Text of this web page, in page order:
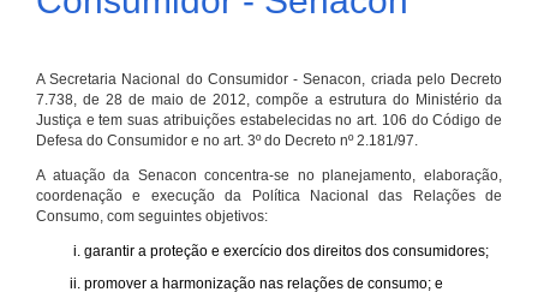
A Secretaria Nacional do Consumidor - Senacon, criada pelo Decreto
7.738, de 28 de maio de 2012, compõe a estrutura do Ministério da
Justiça e tem suas atribuições estabelecidas no art. 106 do Código de
Defesa do Consumidor e no art. 3º do Decreto nº 2.181/97.
A atuação da Senacon concentra-se no planejamento, elaboração,
coordenação e execução da Política Nacional das Relações de
Consumo, com seguintes objetivos:
garantir a proteção e exercício dos direitos dos consumidores;
promover a harmonização nas relações de consumo; e